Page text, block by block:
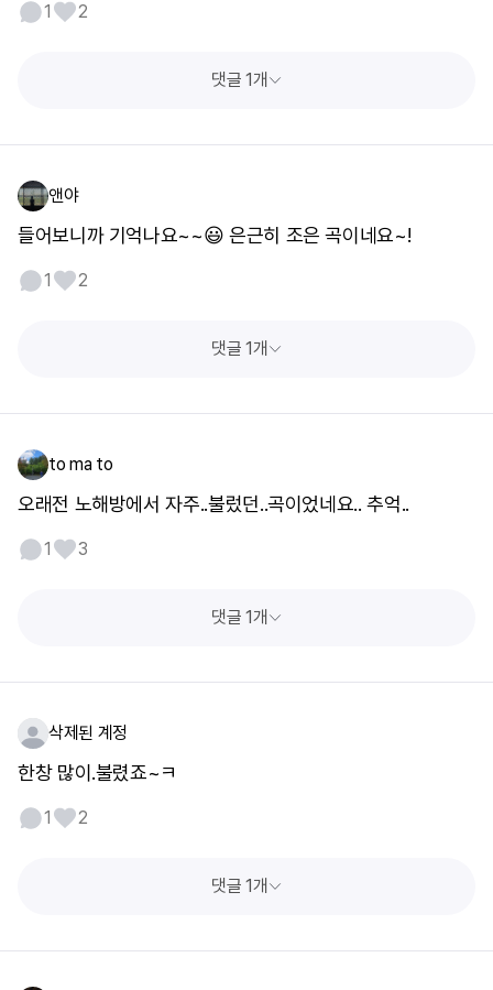
1 2
댓글 1개
앤야
들어보니까 기억나요~~😃 은근히 조은 곡이네요~!
1 2
댓글 1개
to ma to
오래전 노해방에서 자주..불렀던..곡이었네요.. 추억..
1 3
댓글 1개
삭제된 계정
한창 많이.불렸죠~ㅋ
1 2
댓글 1개